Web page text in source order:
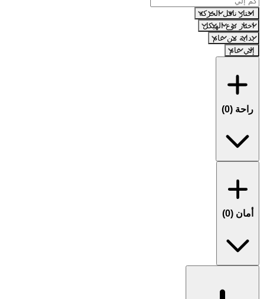
اختار ناقل الحركة
اختار نوع الهيكل
بداية من عام
إلي عام
راحة (0
)
أمان (0
)